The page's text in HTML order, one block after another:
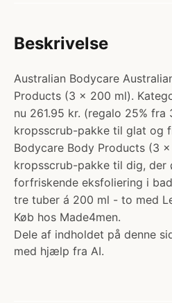
Beskrivelse
Australian Bodycare
Products (3 x 200 ml).
nu 261.95 kr. (regalo 25% fra
kropsscrub-pakke til glat og
Bodycare Body Products (3
kropsscrub-pakke til dig, der
forfriskende eksfoliering i
tre tuber á 200 ml - to med
Køb hos Made4men.
Dele af indholdet på denne
med hjælp fra AI.